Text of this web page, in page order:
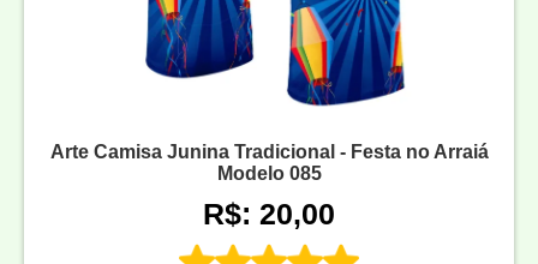
Arte Camisa Junina Tradicional - Festa no Arraiá
Modelo 085
R$: 20,00